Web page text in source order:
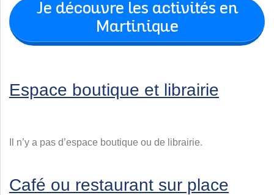
Je découvre les activités en
Martinique
Espace boutique et librairie
Il n’y a pas d’espace boutique ou de librairie.
Café ou restaurant sur place